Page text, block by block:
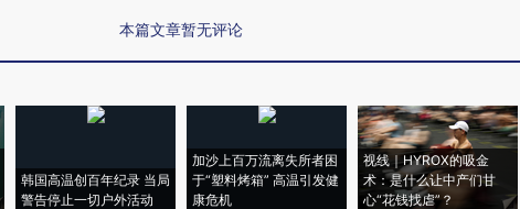
本篇文章暂无评论
韩国高温创百年纪录 当局
警告停止一切户外活动
加沙上百万流离失所者困
于“塑料烤箱” 高温引发健
康危机
视线｜HYROX的吸金
术：是什么让中产们甘
心“花钱找虐”？